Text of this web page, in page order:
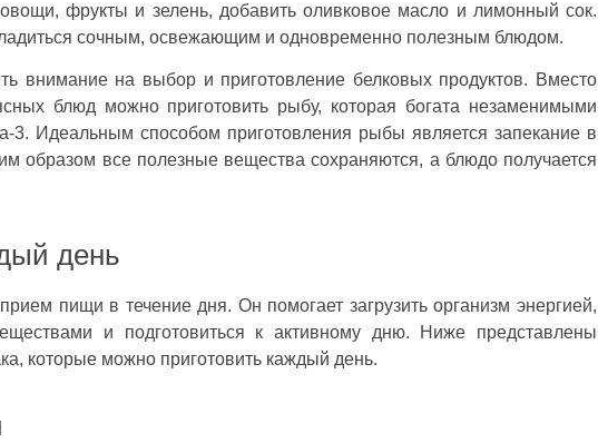
фрукты и зелень, добавить оливковое масло и лимонный сок.
сочным, освежающим и одновременно полезным блюдом.
внимание на выбор и приготовление белковых продуктов. Вместо
блюд можно приготовить рыбу, которая богата незаменимыми
3. Идеальным способом приготовления рыбы является запекание в
образом все полезные вещества сохраняются, а блюдо получается
день
пищи в течение дня. Он помогает загрузить организм энергией,
и подготовиться к активному дню. Ниже представлены
которые можно приготовить каждый день.